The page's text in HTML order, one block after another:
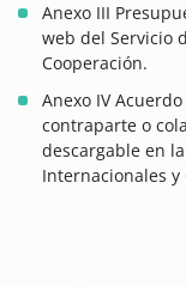
Anexo III
web del Servicio
Cooperación.
Anexo IV
contraparte o
descargable en
Internacionales y